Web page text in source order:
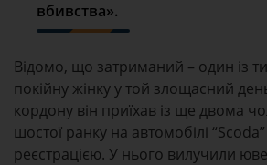
вбивства».
Відомо, що затриманий – один із
покійну жінку у той злощасний
кордону він приїхав із ще двома
шостої ранку на автомобілі
реєстрацією. У нього вилучили